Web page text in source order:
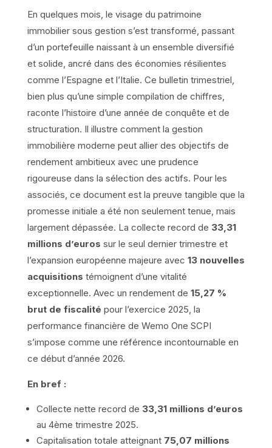
En quelques mois, le visage du patrimoine
immobilier sous gestion s’est transformé, passant
d’un portefeuille naissant à un ensemble diversifié
et solide, ancré dans des économies résilientes
comme l’Espagne et l’Italie. Ce bulletin trimestriel,
bien plus qu’une simple compilation de chiffres,
raconte l’histoire d’une année de conquête et de
structuration. Il illustre comment la gestion
immobilière moderne peut allier des objectifs de
rendement ambitieux avec une prudence
rigoureuse dans la sélection des actifs. Pour les
associés, ce document est la preuve tangible que la
promesse initiale a été non seulement tenue, mais
largement dépassée. La collecte record de 33,31
millions d’euros sur le seul dernier trimestre et
l’expansion européenne majeure avec 13 nouvelles
acquisitions témoignent d’une vitalité
exceptionnelle. Avec un rendement de 15,27 %
brut de fiscalité pour l’exercice 2025, la
performance financière de Wemo One SCPI
s’impose comme une référence incontournable en
ce début d’année 2026.
En bref :
Collecte nette record de 33,31 millions d’euros
au 4ème trimestre 2025.
Capitalisation totale atteignant 75,07 millions